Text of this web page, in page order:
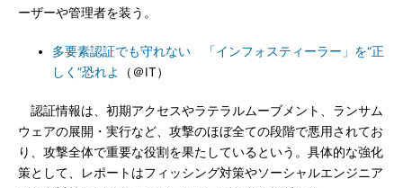
ーザーや管理者を装う。
多要素認証でも守れない 「インフォスティーラー」を“正
しく”恐れよ
（＠IT）
認証情報は、初期アクセスやラテラルムーブメント、ランサム
ウェアの展開・実行など、攻撃のほぼ全ての段階で悪用されてお
り、攻撃全体で重要な役割を果たしているという。具体的な強化
策として、レポートはフィッシング対策やソーシャルエンジニア